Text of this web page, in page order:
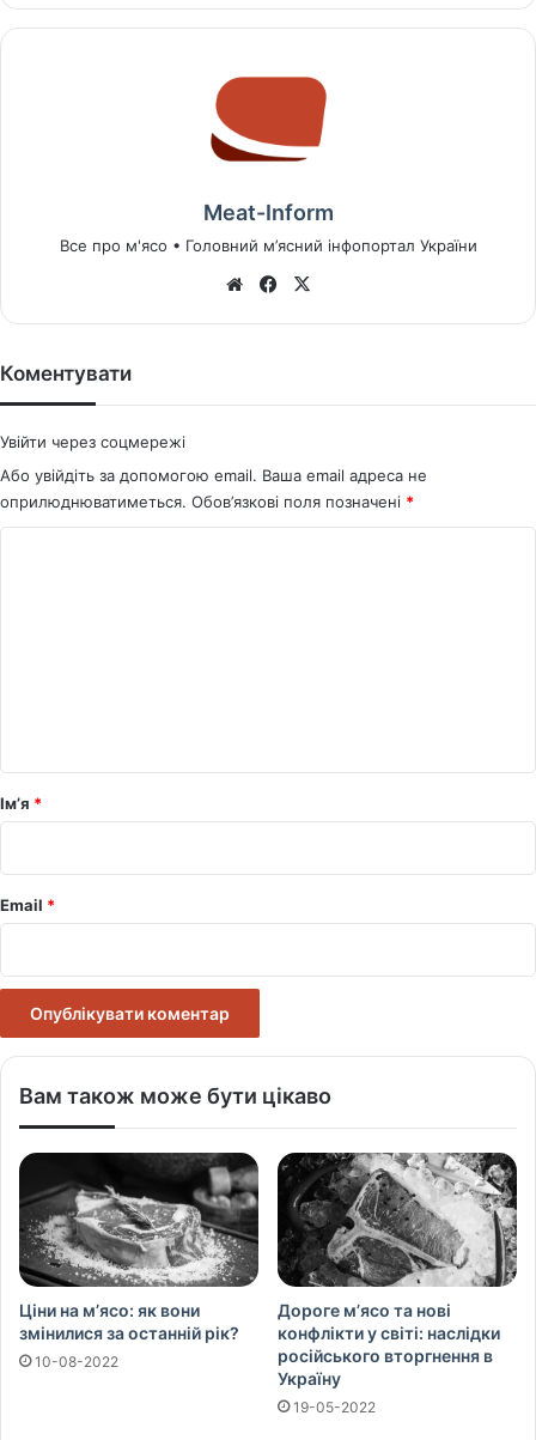
Meat-Inform
Все про м'ясо • Головний м’ясний інфопортал України
We
Fa
Коментувати
Увійти через соцмережі
Або увійдіть за допомогою email. Ваша email адреса не
оприлюднюватиметься. Обов’язкові поля позначені *
р
*
Ім’я *
Email *
Вам також може бути цікаво
Ціни на м’ясо: як вони
змінилися за останній рік?
10-08-2022
Дороге м’ясо та нові
конфлікти у світі: наслідки
російського вторгнення в
Україну
19-05-2022